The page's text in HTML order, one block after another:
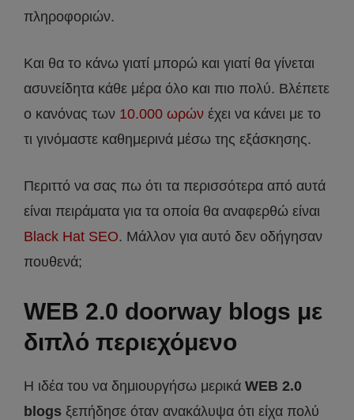
πληροφοριών.
Και θα το κάνω γιατί μπορώ και γιατί θα γίνεται
ασυνείδητα κάθε μέρα όλο και πιο πολύ. Βλέπετε
ο κανόνας των 10.000 ωρών έχει να κάνει με το
τι γινόμαστε καθημερινά μέσω της εξάσκησης.
Περιττό να σας πω ότι τα περισσότερα από αυτά
είναι πειράματα για τα οποία θα αναφερθώ είναι
Black Hat SEO. Μάλλον για αυτό δεν οδήγησαν
πουθενά;
WEB 2.0 doorway blogs με
διπλό περιεχόμενο
Η ιδέα του να δημιουργήσω μερικά WEB 2.0
blogs ξεπήδησε όταν ανακάλυψα ότι είχα πολύ